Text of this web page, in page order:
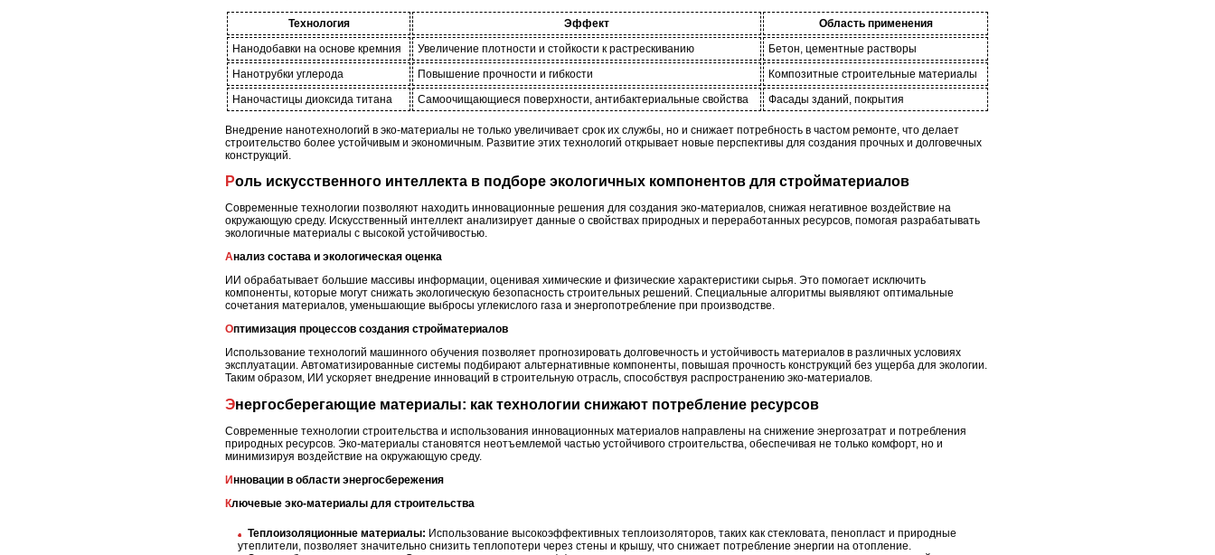
Технология Эффект
Область применения
Нанодобавки на основе кремния
Увеличение плотности и стойкости к растрескиванию
Бетон, цементные растворы
Нанотрубки углерода
Повышение прочности и гибкости
Композитные строительные материалы
Наночастицы диоксида титана
Самоочищающиеся поверхности, антибактериальные свойства Фасады зданий, покрытия
Внедрение нанотехнологий в эко-материалы не только увеличивает срок их службы, но и снижает потребность в частом ремонте, что делает
строительство более устойчивым и экономичным. Развитие этих технологий открывает новые перспективы для создания прочных и долговечных
конструкций.
Роль искусственного интеллекта в подборе экологичных компонентов для стройматериалов
Современные технологии позволяют находить инновационные решения для создания эко-материалов, снижая негативное воздействие на
окружающую среду. Искусственный интеллект анализирует данные о свойствах природных и переработанных ресурсов, помогая разрабатывать
экологичные материалы с высокой устойчивостью.
Анализ состава и экологическая оценка
ИИ обрабатывает большие массивы информации, оценивая химические и физические характеристики сырья. Это помогает исключить
компоненты, которые могут снижать экологическую безопасность строительных решений. Специальные алгоритмы выявляют оптимальные
сочетания материалов, уменьшающие выбросы углекислого газа и энергопотребление при производстве.
Оптимизация процессов создания стройматериалов
Использование технологий машинного обучения позволяет прогнозировать долговечность и устойчивость материалов в различных условиях
эксплуатации. Автоматизированные системы подбирают альтернативные компоненты, повышая прочность конструкций без ущерба для экологии.
Таким образом, ИИ ускоряет внедрение инноваций в строительную отрасль, способствуя распространению эко-материалов.
Энергосберегающие материалы: как технологии снижают потребление ресурсов
Современные технологии строительства и использования инновационных материалов направлены на снижение энергозатрат и потребления
природных ресурсов. Эко-материалы становятся неотъемлемой частью устойчивого строительства, обеспечивая не только комфорт, но и
минимизируя воздействие на окружающую среду.
Инновации в области энергосбережения
Ключевые эко-материалы для строительства
Теплоизоляционные материалы: Использование высокоэффективных теплоизоляторов, таких как стекловата, пенопласт и природные
утеплители, позволяет значительно снизить теплопотери через стены и крышу, что снижает потребление энергии на отопление.